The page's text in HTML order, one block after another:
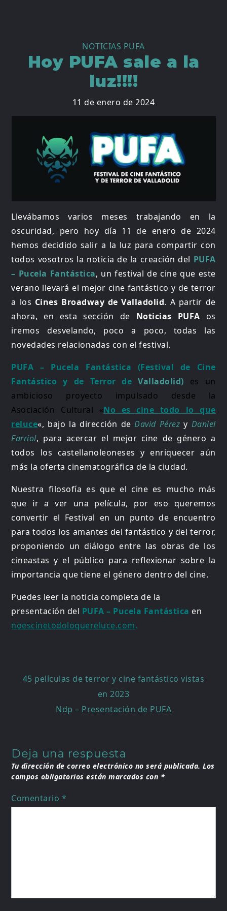
NOTICIAS PUFA
Hoy PUFA sale a la
luz!!!!
11 de enero de 2024
Llevábamos varios meses trabajando en la
oscuridad, pero hoy día 11 de enero de 2024
hemos decidido salir a la luz para compartir con
todos vosotros la noticia de la creación del PUFA
– Pucela Fantástica, un festival de cine que este
verano llevará el mejor cine fantástico y de terror
a los Cines Broadway de Valladolid. A partir de
ahora, en esta sección de Noticias PUFA os
iremos desvelando, poco a poco, todas las
novedades relacionadas con el festival.
PUFA – Pucela Fantástica (Festival de Cine
Fantástico y de Terror de Valladolid) es un
ambicioso proyecto impulsado desde la
Asociación Cultural «No es cine todo lo que
reluce«, bajo la dirección deDavid Pérez y Daniel
Farriol, para acercar el mejor cine de género a
todos los castellanoleoneses y enriquecer aún
más la oferta cinematográfica de la ciudad.
Nuestra filosofía es que el cine es mucho más
que ir a ver una película, por eso queremos
convertir el Festival en un punto de encuentro
para todos los amantes del fantástico y del terror,
proponiendo un diálogo entre las obras de los
cineastas y el público para reflexionar sobre la
importancia que tiene el género dentro del cine.
Puedes leer la noticia completa de la
presentación del PUFA – Pucela Fantástica en
noescinetodoloquereluce.com.
Navegación
entradas
45 películas de terror y cine fantástico vistas
en 2023
Ndp – Presentación de PUFA
Deja una respuesta
Tu dirección de correo electrónico no será publicada. Los
campos obligatorios están marcados con *
Comentario *